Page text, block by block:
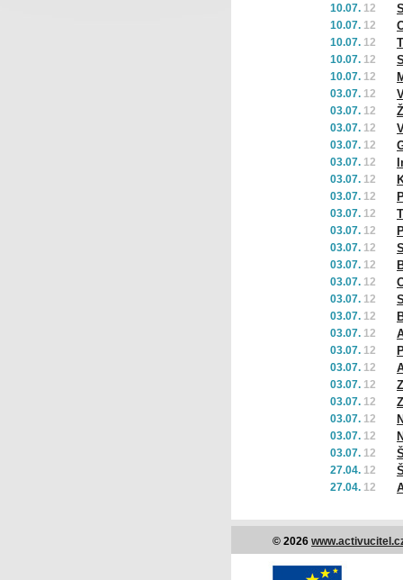
10.07. 12
10.07. 12
10.07. 12
10.07. 12
10.07. 12
03.07. 12
03.07. 12
03.07. 12
03.07. 12
03.07. 12
03.07. 12
03.07. 12
03.07. 12
03.07. 12
03.07. 12
03.07. 12
03.07. 12
03.07. 12
03.07. 12
03.07. 12
03.07. 12
03.07. 12
03.07. 12
03.07. 12
03.07. 12
03.07. 12
03.07. 12
27.04. 12
27.04. 12
© 2026